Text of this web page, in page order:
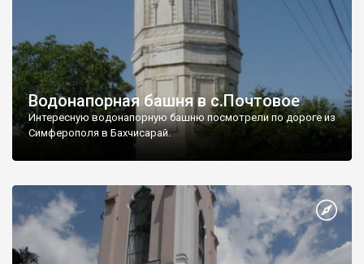
Водонапорная башня в с.Почтовое
Интересную водонапорную башню посмотрели по дороге из
Симферополя в Бахчисарай.